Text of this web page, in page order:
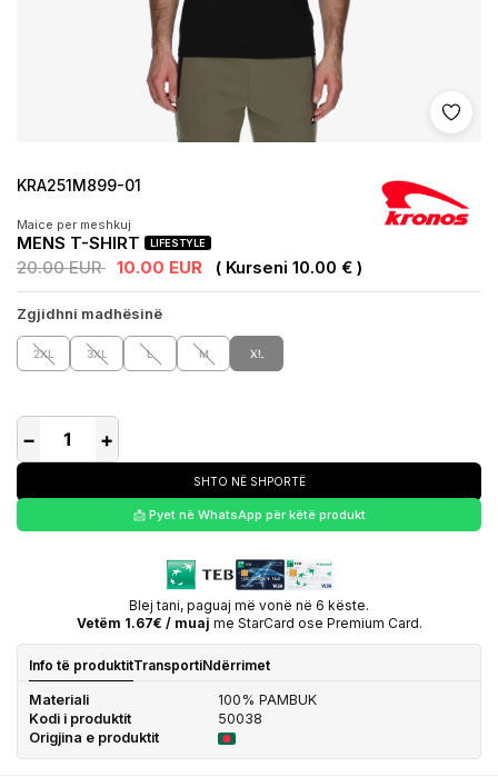
Shto
KRA251M899-01
Maice per meshkuj
MENS T-SHIRT LIFESTYLE
20.00 EUR 10.00 EUR ( Kurseni 10.00 € )
Zgjidhni madhësinë
2XL 3XL L M XL
− +
SHTO NË SHPORTË
📩 Pyet në WhatsApp për këtë produkt
Blej tani, paguaj më vonë në 6 këste.
Vetëm 1.67€ / muaj me StarCard ose Premium Card.
Info të produktitTransportiNdërrimet
Materiali
100% PAMBUK
Kodi i produktit
50038
Origjina e produktit